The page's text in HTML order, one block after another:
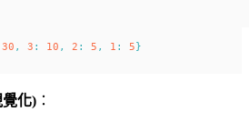
30 , 3 : 10 , 2 : 5 , 1 : 5}
化) ：